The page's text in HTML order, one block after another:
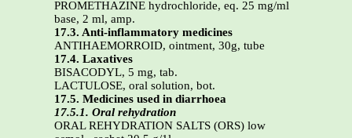
PROMETHAZINE hydrochloride, eq. 25 mg/ml
base, 2 ml, amp.
17.3. Anti-inflammatory medicines
ANTIHAEMORROID, ointment, 30g, tube
17.4. Laxatives
BISACODYL, 5 mg, tab.
LACTULOSE, oral solution, bot.
17.5. Medicines used in diarrhoea
17.5.1. Oral rehydration
ORAL REHYDRATION SALTS (ORS) low